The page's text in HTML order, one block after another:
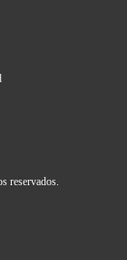
reservados.